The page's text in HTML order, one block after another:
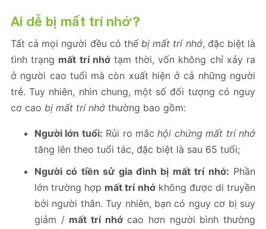
Ai dễ bị mất trí nhớ?
Tất cả mọi người đều có thểbị mất trí nhớ, đặc biệt là
tình trạng mất trí nhớtạm thời, vốn không chỉ xảy ra
ở người cao tuổi mà còn xuất hiện ở cả những người
trẻ. Tuy nhiên, nhìn chung, một số đối tượng có nguy
cơ cao bị mất trí nhớ thường bao gồm:
Người lớn tuổi: Rủi ro mắchội chứng mất trí nhớ
tăng lên theo tuổi tác, đặc biệt là sau 65 tuổi;
Người có tiền sử gia đình bị mất trí nhớ: Phần
lớn trường hợp mất trí nhớkhông được di truyền
bởi người thân. Tuy nhiên, bạn có nguy cơ bị suy
giảm / mất trí nhớcao hơn người bình thường